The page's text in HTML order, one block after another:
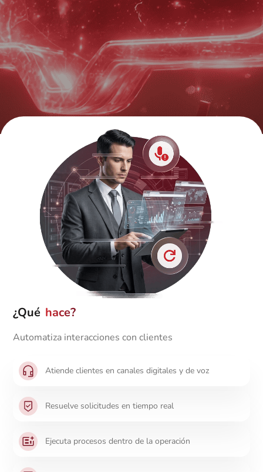
¿Qué hace?
Automatiza interacciones con clientes
Atiende clientes en canales digitales y de voz
Resuelve solicitudes en tiempo real
Ejecuta procesos dentro de la operación